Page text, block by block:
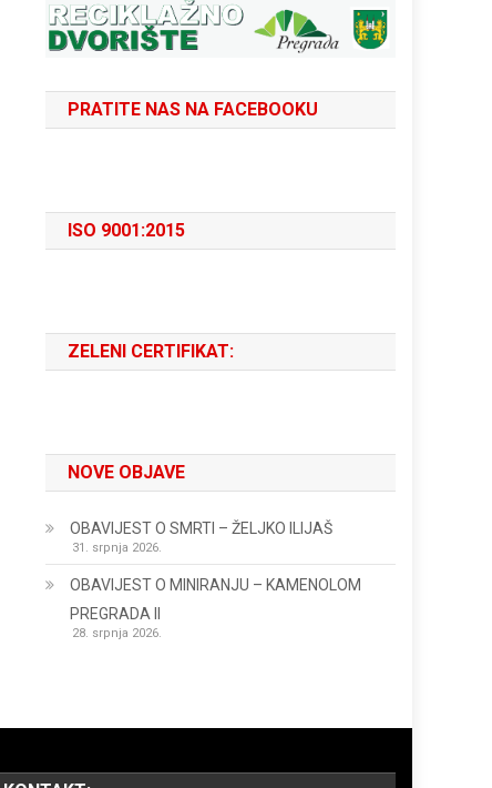
PRATITE NAS NA FACEBOOKU
ISO 9001:2015
ZELENI CERTIFIKAT:
NOVE OBJAVE
OBAVIJEST O SMRTI – ŽELJKO ILIJAŠ
31. srpnja 2026.
OBAVIJEST O MINIRANJU – KAMENOLOM
PREGRADA II
28. srpnja 2026.